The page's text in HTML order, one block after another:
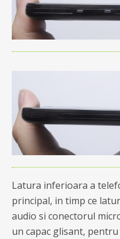
Latura inferioara a
principal, in timp ce
audio si conectorul
un capac glisant,